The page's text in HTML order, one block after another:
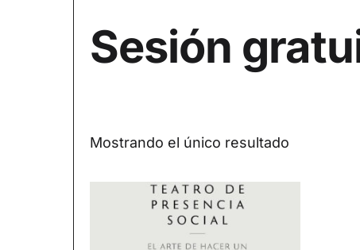
Sesión
Mostrando el único resultado